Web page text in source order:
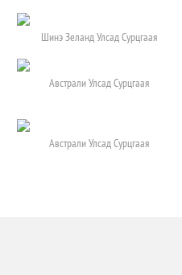
Шинэ Зеланд Улсад Сурцгаая
Австрали Улсад Сурцгаая
Австрали Улсад Сурцгаая